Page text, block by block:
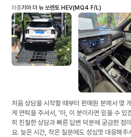
차종기아 더 뉴 쏘렌토 HEV(MQ4 F/L)
처음 상담을 시작할 때부터 판매원 분께서 몇
게 연락을 주셔서, ‘아, 이 분이라면 믿을 수 있
히 친절한 상담과 빠른 답변 덕분에 궁금한 점
요. 늦은 시간, 작은 질문에도 성심껏 대응해